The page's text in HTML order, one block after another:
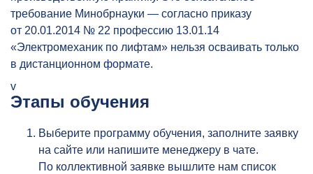
требование Минобрнауки — согласно приказу
от 20.01.2014 № 22 профессию 13.01.14
«Электромеханик по лифтам» нельзя осваивать только
в дистанционном формате.
v
Этапы обучения
Выберите программу обучения, заполните заявку
на сайте или напишите менеджеру в чате.
По коллективной заявке вышлите нам список